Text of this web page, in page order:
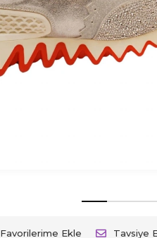
Favorilerime Ekle Tavsiye